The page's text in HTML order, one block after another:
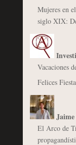
Mujeres en
siglo XIX:
Vacaciones
Felices
El Arco de